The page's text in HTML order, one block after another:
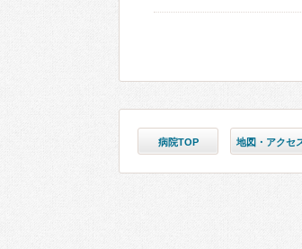
病院TOP 地図・アクセ